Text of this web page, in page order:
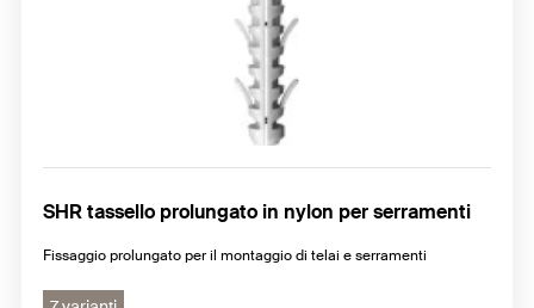
SHR tassello prolungato in nylon per serramenti
Fissaggio prolungato per il montaggio di telai e serramenti